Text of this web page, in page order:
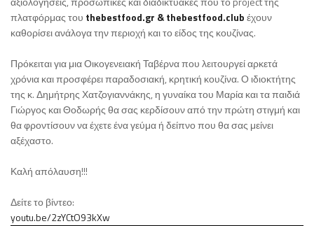
πλατφόρμας του thebestfood.gr & thebestfood.clubέχουν
καθορίσει ανάλογα την περιοχή και το είδος της κουζίνας.
Πρόκειται για μια Οικογενειακή Ταβέρνα που λειτουργεί αρκετά
χρόνια και προσφέρει παραδοσιακή, κρητική κουζίνα. Ο ιδιοκτήτης
της κ. Δημήτρης Χατζογιαννάκης, η γυναίκα του Μαρία και τα παιδιά
Γιώργος και Θοδωρής θα σας κερδίσουν από την πρώτη στιγμή και
θα φροντίσουν να έχετε ένα γεύμα ή δείπνο που θα σας μείνει
αξέχαστο.
Καλή απόλαυση!!!
Δείτε το βίντεο:
youtu.be/2zYCtO93kXw